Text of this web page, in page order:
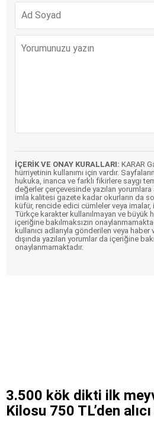
İÇERİK VE ONAY KURALLARI: KARAR
hürriyetinin kullanımı için vardır.
hukuka, inanca ve farklı fikirlere saygı
değerler çerçevesinde yazılan yorumlara
imla kalitesi gazete kadar okurların da
küfür, rencide edici cümleler veya imalar,
Türkçe karakter kullanılmayan ve büyük
içeriğine bakılmaksızın
kullanıcı adlarıyla gönderilen veya haber
dışında yazılan yorumlar da içeriğine
onaylanmamaktadır.
3.500 kök dikti ilk
Kilosu 750 TL’den